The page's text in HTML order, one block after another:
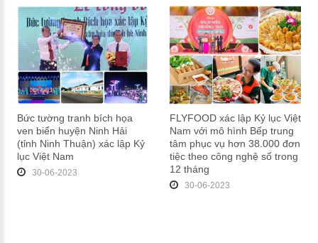
Bức tường tranh bích họa
ven biển huyện Ninh Hải
(tỉnh Ninh Thuận) xác lập Kỷ
lục Việt Nam
30-06-2023
FLYFOOD xác lập Kỷ lục Việt
Nam với mô hình Bếp trung
tâm phục vụ hơn 38.000 đơn
tiệc theo công nghệ số trong
12 tháng
30-06-2023